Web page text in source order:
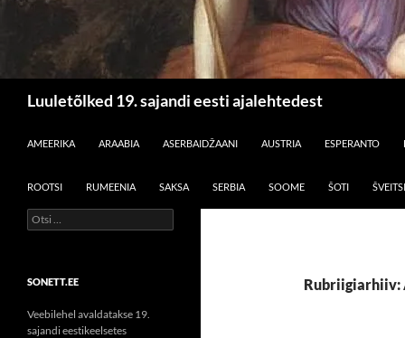
Luuletõlked 19. sajandi eesti ajalehtedest
AMEERIKA
ARAABIA ASERBAIDŽAANI AUSTRIA ESPERANTO
ROOTSI RUMEENIA SAKSA SERBIA SOOME ŠOTI ŠVEITSI
Rubriigiarhiiv:
Otsi:
SONETT.EE
Veebilehel avaldatakse 19.
sajandi eestikeelsetes